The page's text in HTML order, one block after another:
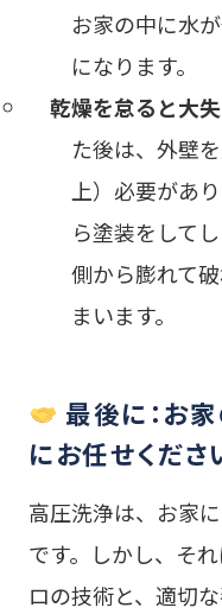
お家の中に水
になります。
乾燥を怠ると大
た後は、外壁
上）必要があ
ら塗装をして
側から膨れて
まいます。
最後に：お
にお任せくださ
高圧洗浄は、お家
です。しかし、そ
ロの技術と、適切